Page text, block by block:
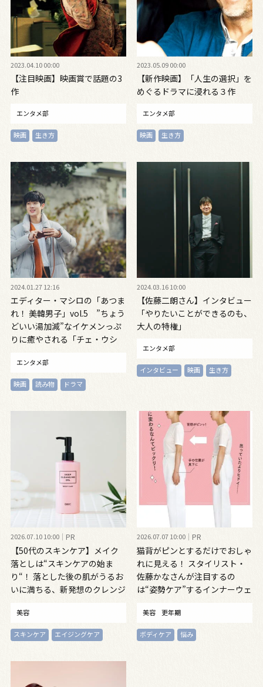
2023.04.10 00:00
【注目映画】映画賞で話題の3
作
エンタメ部
映画 生き方
2023.05.09 00:00
【新作映画】「人生の選択」を
めぐるドラマに浸れる３作
エンタメ部
映画 生き方
2024.01.27 12:16
エディター・マシロの「あつま
れ！ 美韓男子」vol.5 ”ちょう
どいい湯加減”なイケメンっぷ
りに癒やされる「チェ・ウシ
エンタメ部
映画 読み物 ドラマ
2024.03.16 10:00
【佐藤二朗さん】インタビュー
「やりたいことができるのも、
大人の特権」
エンタメ部
インタビュー 映画 生き方
2026.07.10 10:00 PR
【50代のスキンケア】メイク
落としは“スキンケアの始ま
り“！ 落とした後の肌がうるお
いに満ちる、新発想のクレンジ
美容
スキンケア エイジングケア
2026.07.07 10:00 PR
猫背がピンとするだけでおしゃ
れに見える！ スタイリスト・
佐藤かなさんが注目するの
は“姿勢ケア”するインナーウェ
美容 更年期
ボディケア 悩み